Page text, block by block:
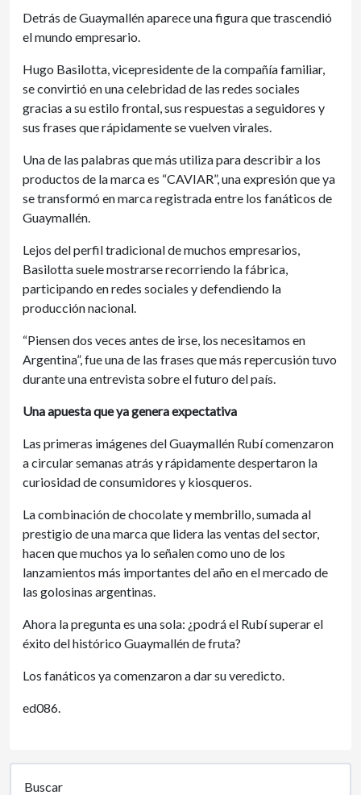
Detrás de Guaymallén aparece una figura que trascendió
el mundo empresario.
Hugo Basilotta, vicepresidente de la compañía familiar,
se convirtió en una celebridad de las redes sociales
gracias a su estilo frontal, sus respuestas a seguidores y
sus frases que rápidamente se vuelven virales.
Una de las palabras que más utiliza para describir a los
productos de la marca es “CAVIAR”, una expresión que ya
se transformó en marca registrada entre los fanáticos de
Guaymallén.
Lejos del perfil tradicional de muchos empresarios,
Basilotta suele mostrarse recorriendo la fábrica,
participando en redes sociales y defendiendo la
producción nacional.
“Piensen dos veces antes de irse, los necesitamos en
Argentina”, fue una de las frases que más repercusión tuvo
durante una entrevista sobre el futuro del país.
Una apuesta que ya genera expectativa
Las primeras imágenes del Guaymallén Rubí comenzaron
a circular semanas atrás y rápidamente despertaron la
curiosidad de consumidores y kiosqueros.
La combinación de chocolate y membrillo, sumada al
prestigio de una marca que lidera las ventas del sector,
hacen que muchos ya lo señalen como uno de los
lanzamientos más importantes del año en el mercado de
las golosinas argentinas.
Ahora la pregunta es una sola: ¿podrá el Rubí superar el
éxito del histórico Guaymallén de fruta?
Los fanáticos ya comenzaron a dar su veredicto.
ed086.
Buscar